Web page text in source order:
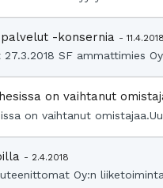
-konsernia - 11.4.2018
SF ammattimies
on vaihtanut
on vaihtanut
- 2.4.2018
Oy:n